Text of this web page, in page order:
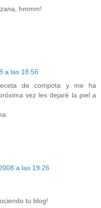
hmmm!
a las 18:56
de compota y me ha
vez les dejaré la piel a
a las 19:26
tu blog!